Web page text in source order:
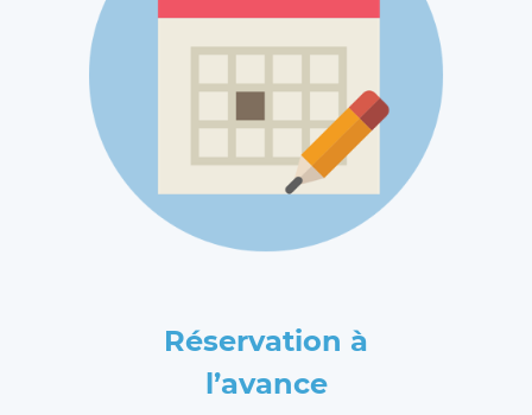
Réservation à
l’avance